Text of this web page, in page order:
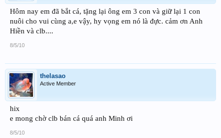
Hôm nay em đã bắt cá, tặng lại ông em 3 con và giữ lại 1 con
nuôi cho vui cùng a,e vậy, hy vọng em nó là đực. cảm ơn Anh
Hiền và clb....
8/5/10
thelasao
Active Member
hix
e mong chờ clb bán cá quá anh Minh ơi
8/5/10